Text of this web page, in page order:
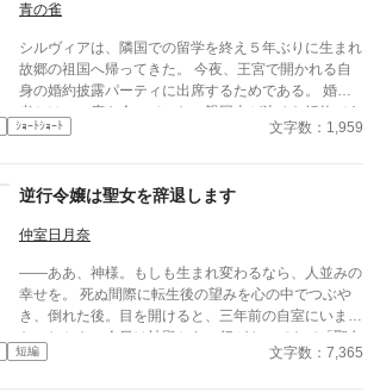
青の雀
シルヴィアは、隣国での留学を終え５年ぶりに生まれ
故郷の祖国へ帰ってきた。 今夜、王宮で開かれる自
身の婚約披露パーティに出席するためである。 婚約
者とは、一度も会っていない親同士が決めた婚約であ
る。 その婚約者と会うなり「家名を名乗らない平民
ｼｮｰﾄｼｮｰﾄ 文字数：1,959
逆行令嬢は聖女を辞退します
仲室日月奈
――ああ、神様。もしも生まれ変わるなら、人並みの
幸せを。 死ぬ間際に転生後の望みを心の中でつぶや
き、倒れた後。目を開けると、三年前の自室にいまし
た。しかも、今日は神殿から一行がやってきて「聖女
としてお出迎え」する日ですって？ 聖女なんてお断
短編 文字数：7,365